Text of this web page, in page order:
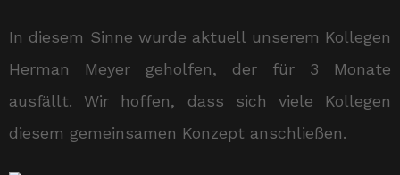
In diesem Sinne wurde aktuell unserem Kollegen
Herman Meyer geholfen, der für 3 Monate
ausfällt. Wir hoffen, dass sich viele Kollegen
diesem gemeinsamen Konzept anschließen.